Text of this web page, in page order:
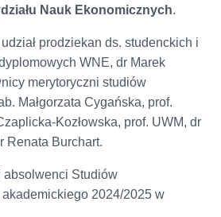
Nauk Ekonomicznych.
prodziekan ds. studenckich i
WNE, dr Marek
merytoryczni studiów
Małgorzata Cygańska, prof.
Kozłowska, prof. UWM, dr
Renata Burchart.
absolwenci Studiów
2024/2025 w